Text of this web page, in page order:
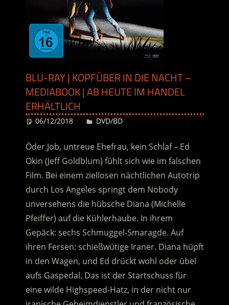
BLU-RAY | KOPFÜBER IN DIE NACHT –
MEDIABOOK | AB HEUTE IM HANDEL
ERHÄLTLICH
06/12/2018 Desiree
DVD/BD
Öder Job, untreue Ehefrau, kein Schlaf – Ed
Okin (Jeff Goldblum) fühlt sich wie im falschen
Film. Bei einem ziellosen nächtlichen Autotrip
durch Los Angeles springt dem Nobody
unversehens die hübsche Diana (Michelle
Pfeiffer) auf die Kühlerhaube. In ihrem
Gepäck: sechs Schmuggel-Smaragde. Auf
ihren Fersen: schießwütige Iraner. Diana hüpft
in den Wagen, und Ed drückt wohl oder übel
aufs Gaspedal. Das ist der Startschuss für
eine wilde Highspeed-Hatz, in der nicht nur